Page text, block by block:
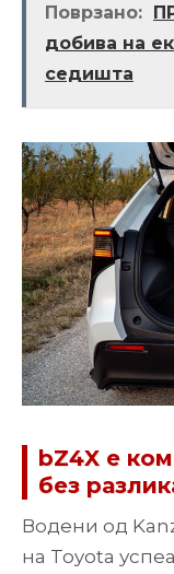
Поврзано:
добива на
седишта
bZ4X е
без
Водени од
на Toyota